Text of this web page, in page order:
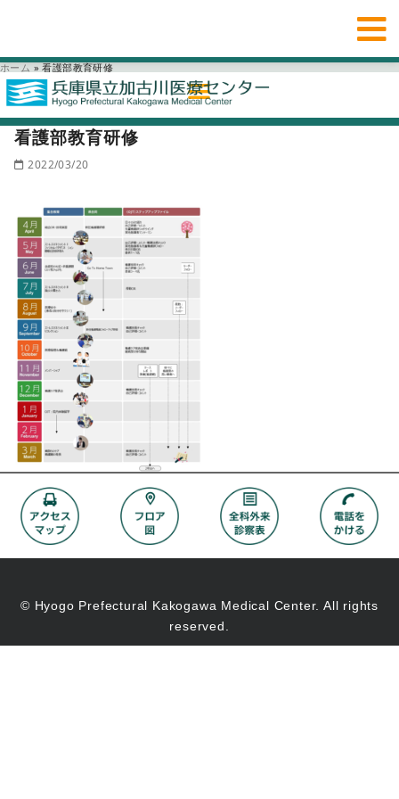
ホーム » 看護部教育研修
看護部教育研修
2022/03/20
© Hyogo Prefectural Kakogawa Medical Center. All rights
reserved.